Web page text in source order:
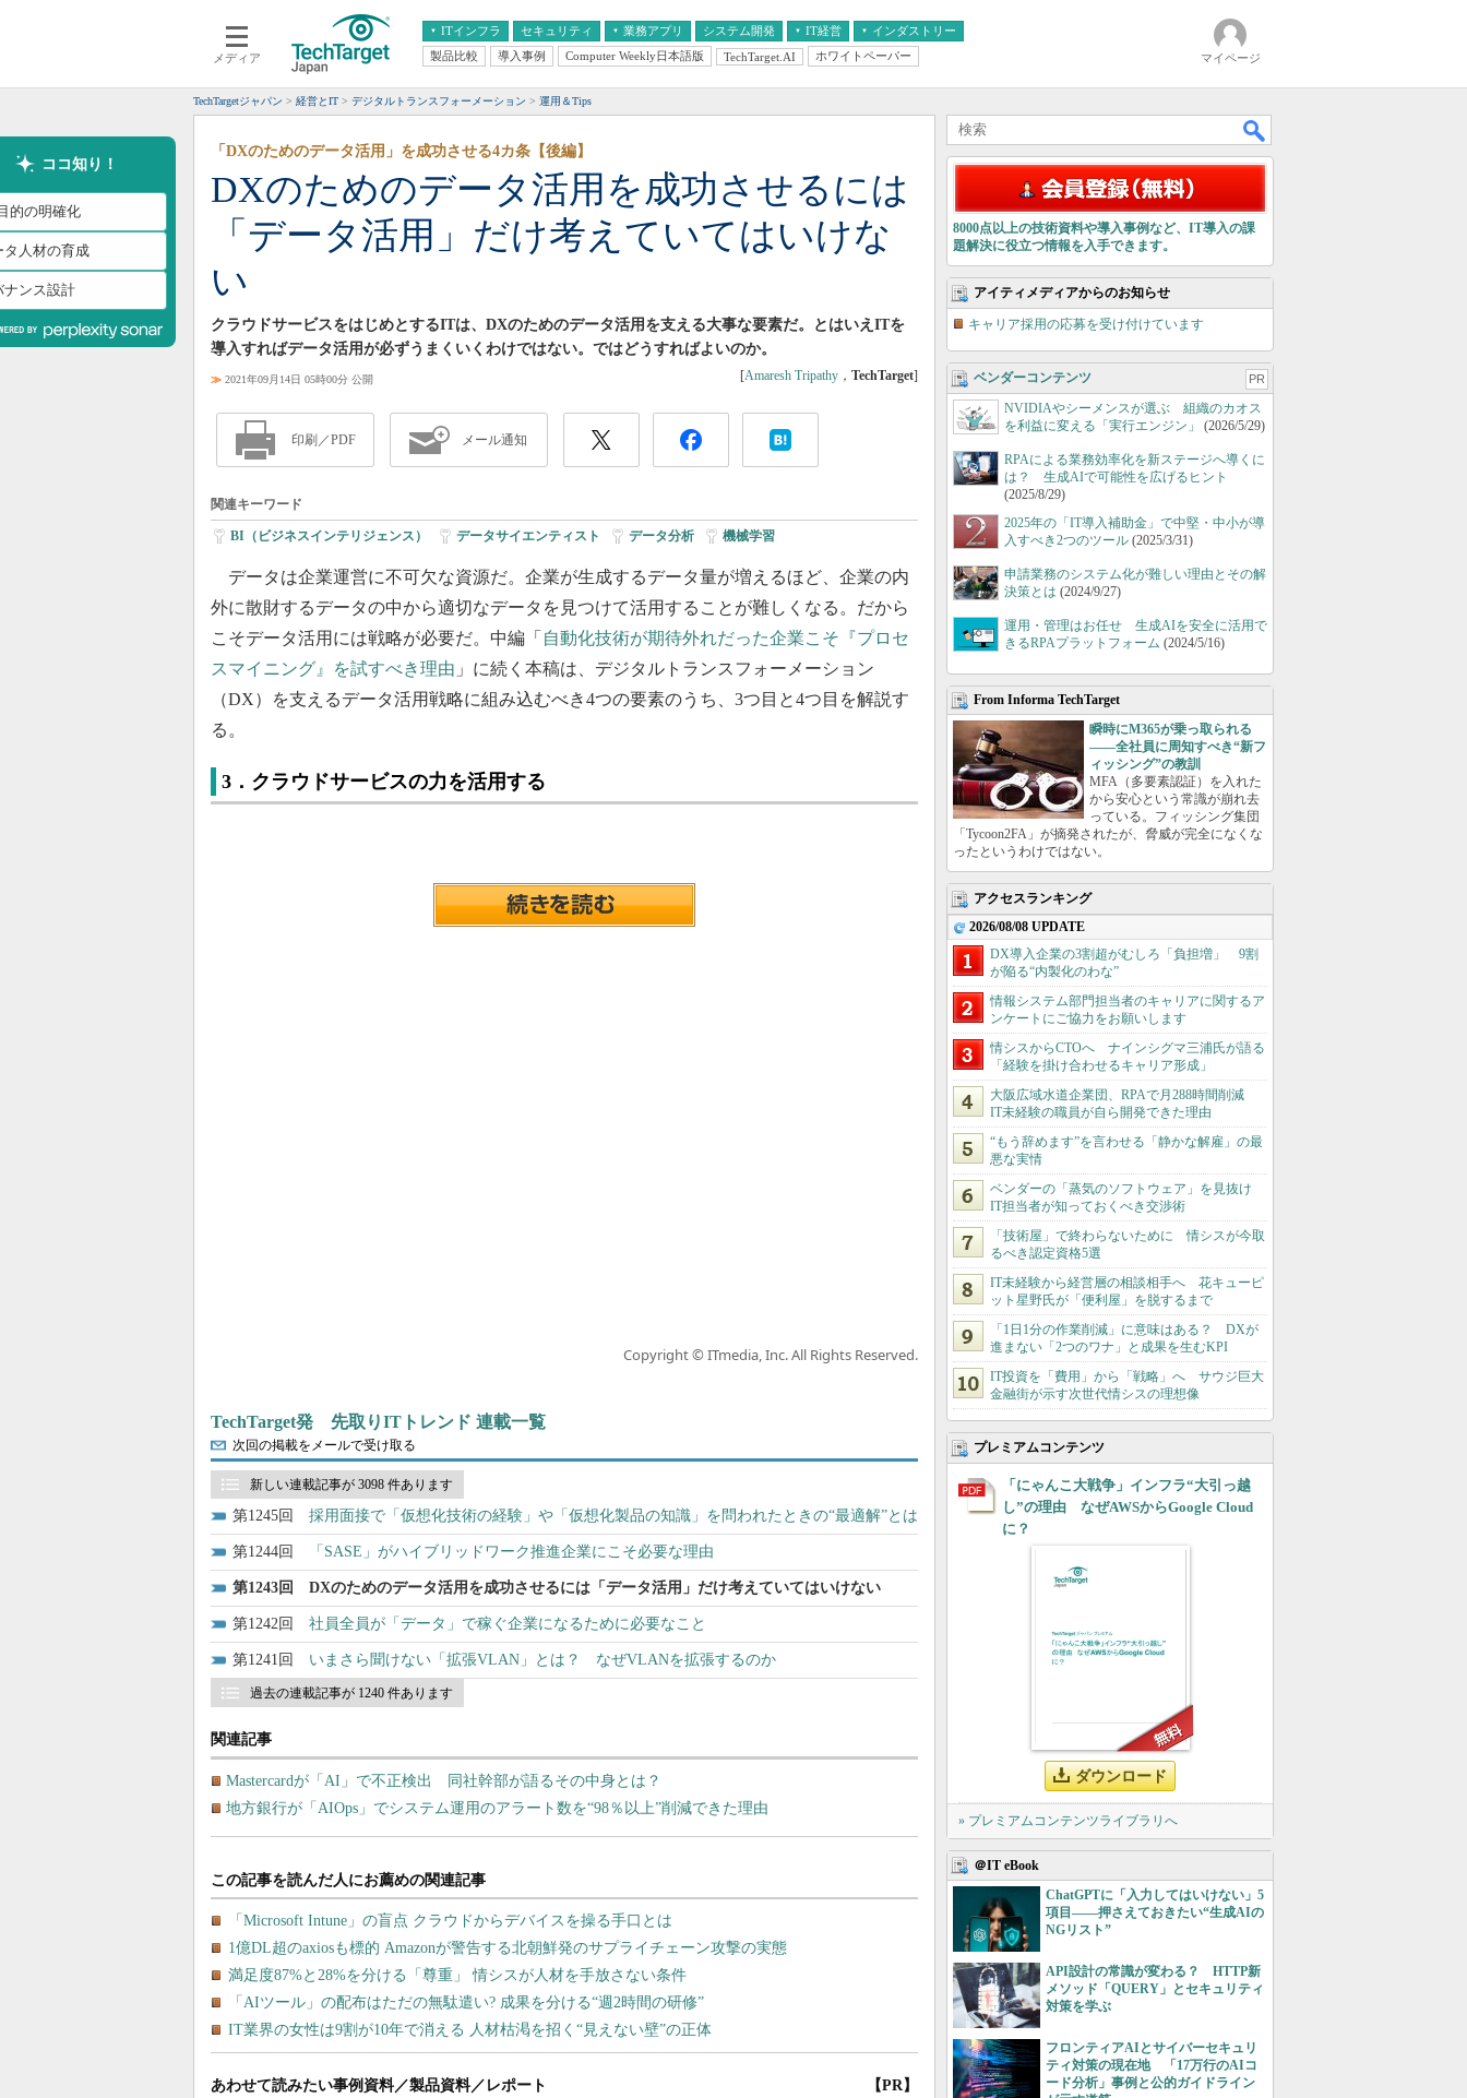
メディア
ITインフラ
クラウド
スマートモバイル
ネットワーク
システム運用管理
セキュリティ 業務アプリ
エンタープライズAI
ERP
CX
情報系システム
システム開発 IT経営
経営とIT
インダストリー
医療IT
製品比較 導入事例 Computer Weekly日本語版 TechTarget.AI ホワイトペーパー マイページ
TechTargetジャパン 経営とIT デジタルトランスフォーメーション 運用＆Tips
ココ知り！
的の明確化
タ人材の育成
ナンス設計
DXのためのデータ活用を成功させるには
「データ活用」だけ考えていてはいけな
い
「DXのためのデータ活用」を成功させる4カ条【後編】
クラウドサービスをはじめとするITは、DXのためのデータ活用を支える大事な要素だ。とはいえITを
導入すればデータ活用が必ずうまくいくわけではない。ではどうすればよいのか。
≫ 2021年09月14日 05時00分 公開 [Amaresh Tripathy ， TechTarget]
印刷／PDF メール通知
関連キーワード
BI（ビジネスインテリジェンス） データサイエンティスト データ分析 機械学習
データは企業運営に不可欠な資源だ。企業が生成するデータ量が増えるほど、企業の内
外に散財するデータの中から適切なデータを見つけて活用することが難しくなる。だから
こそデータ活用には戦略が必要だ。中編「 自動化技術が期待外れだった企業こそ『プロセ
スマイニング』を試すべき理由 」に続く本稿は、デジタルトランスフォーメーション
（DX）を支えるデータ活用戦略に組み込むべき4つの要素のうち、3つ目と4つ目を解説す
る。
3．クラウドサービスの力を活用する
Copyright © ITmedia, Inc. All Rights Reserved.
TechTarget発 先取りITトレンド 連載一覧
次回の掲載をメールで受け取る
新しい連載記事が 3098 件あります
1245 採用面接で「仮想化技術の経験」や「仮想化製品の知識」を問われたときの“最適解”とは
1244 「SASE」がハイブリッドワーク推進企業にこそ必要な理由
1243 DXのためのデータ活用を成功させるには「データ活用」だけ考えていてはいけない
1242 社員全員が「データ」で稼ぐ企業になるために必要なこと
1241 いまさら聞けない「拡張VLAN」とは？ なぜVLANを拡張するのか
過去の連載記事が 1240 件あります
関連記事
Mastercardが「AI」で不正検出 同社幹部が語るその中身とは？
地方銀行が「AIOps」でシステム運用のアラート数を“98％以上”削減できた理由
あわせて読みたい事例資料／製品資料／レポート 【PR】
8000点以上の技術資料や導入事例など、IT導入の課
題解決に役立つ情報を入手できます。
アイティメディアからのお知らせ
キャリア採用の応募を受け付けています
ベンダーコンテンツ PR
NVIDIAやシーメンスが選ぶ 組織のカオス
を利益に変える「実行エンジン」
(2026/5/29)
RPAによる業務効率化を新ステージへ導くに
は？ 生成AIで可能性を広げるヒント
(2025/8/29)
2025年の「IT導入補助金」で中堅・中小が導
入すべき2つのツール (2025/3/31)
申請業務のシステム化が難しい理由とその解
決策とは (2024/9/27)
運用・管理はお任せ 生成AIを安全に活用で
きるRPAプラットフォーム (2024/5/16)
From Informa TechTarget
瞬時にM365が乗っ取られる
――全社員に周知すべき“新フ
ィッシング”の教訓
MFA（多要素認証）を入れた
から安心という常識が崩れ去
っている。フィッシング集団
「Tycoon2FA」が摘発されたが、脅威が完全になくな
ったというわけではない。
アクセスランキング
2026/08/08 UPDATE
DX導入企業の3割超がむしろ「負担増」 9割
が陥る“内製化のわな”
情報システム部門担当者のキャリアに関するア
ンケートにご協力をお願いします
情シスからCTOへ ナインシグマ三浦氏が語る
「経験を掛け合わせるキャリア形成」
大阪広域水道企業団、RPAで月288時間削減
IT未経験の職員が自ら開発できた理由
“もう辞めます”を言わせる「静かな解雇」の最
悪な実情
ベンダーの「蒸気のソフトウェア」を見抜け
IT担当者が知っておくべき交渉術
「技術屋」で終わらないために 情シスが今取
るべき認定資格5選
IT未経験から経営層の相談相手へ 花キューピ
ット星野氏が「便利屋」を脱するまで
「1日1分の作業削減」に意味はある？ DXが
進まない「2つのワナ」と成果を生むKPI
IT投資を「費用」から「戦略」へ サウジ巨大
金融街が示す次世代情シスの理想像
プレミアムコンテンツ
「にゃんこ大戦争」インフラ“大引っ越
し”の理由 なぜAWSからGoogle Cloud
に？
ダウンロード
» プレミアムコンテンツライブラリへ
＠IT eBook
ChatGPTに「入力してはいけない」5
項目――押さえておきたい“生成AIの
NGリスト”
API設計の常識が変わる？ HTTP新
メソッド「QUERY」とセキュリティ
対策を学ぶ
フロンティアAIとサイバーセキュリ
ティ対策の現在地 「17万行のAIコ
ード分析」事例と公的ガイドライン